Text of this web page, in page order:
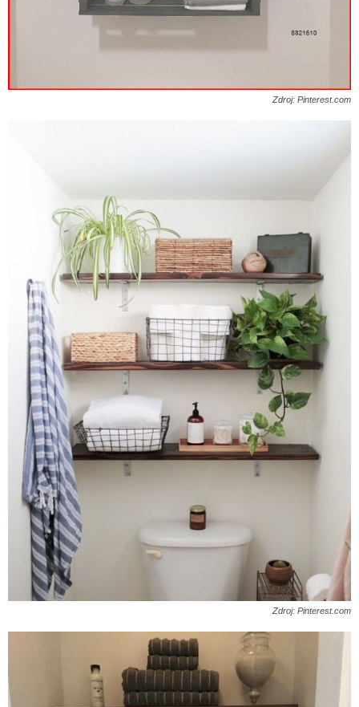
Zdroj: Pinterest.com
Zdroj: Pinterest.com